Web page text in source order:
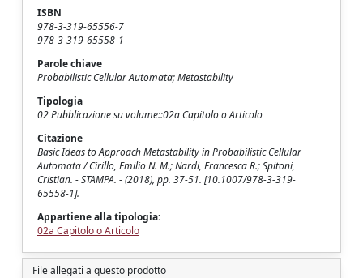
ISBN
978-3-319-65556-7
978-3-319-65558-1
Parole chiave
Probabilistic Cellular Automata; Metastability
Tipologia
02 Pubblicazione su volume::02a Capitolo o Articolo
Citazione
Basic Ideas to Approach Metastability in Probabilistic Cellular
Automata / Cirillo, Emilio N. M.; Nardi, Francesca R.; Spitoni,
Cristian. - STAMPA. - (2018), pp. 37-51. [10.1007/978-3-319-
65558-1].
Appartiene alla tipologia:
02a Capitolo o Articolo
File allegati a questo prodotto